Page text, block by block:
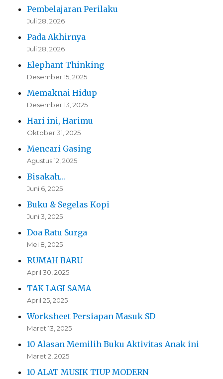
Pembelajaran Perilaku
Juli 28, 2026
Pada Akhirnya
Juli 28, 2026
Elephant Thinking
Desember 15, 2025
Memaknai Hidup
Desember 13, 2025
Hari ini, Harimu
Oktober 31, 2025
Mencari Gasing
Agustus 12, 2025
Bisakah…
Juni 6, 2025
Buku & Segelas Kopi
Juni 3, 2025
Doa Ratu Surga
Mei 8, 2025
RUMAH BARU
April 30, 2025
TAK LAGI SAMA
April 25, 2025
Worksheet Persiapan Masuk SD
Maret 13, 2025
10 Alasan Memilih Buku Aktivitas Anak ini
Maret 2, 2025
10 ALAT MUSIK TIUP MODERN